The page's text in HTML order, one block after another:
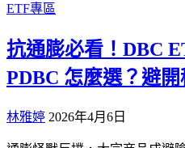
ETF專區
抗通膨必看！DBC
PDBC 怎麼選？避
林雅婷 2026年4月6日